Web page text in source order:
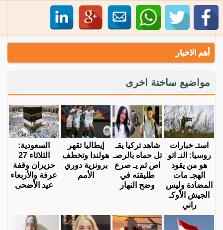
أهم الاخبار
مواضيع ساخنة اخرى
استـ خبارات
روسيا: النـ اتو
هو من يقود
الهجـ مات
المضادة وليس
الجيش الأوكـ
راني
شاهد تركيا يقـ
تل حماه بالرصـ
اص ثم يـ صرع
طليقته في
وضح النهار
إيطاليا تقهر
هولندا وتخطف
برونزية دوري
الأمم
السعودية:
الثلاثاء 27
حزيران وقفة
عرفة والأربعاء
عيد الأضحى